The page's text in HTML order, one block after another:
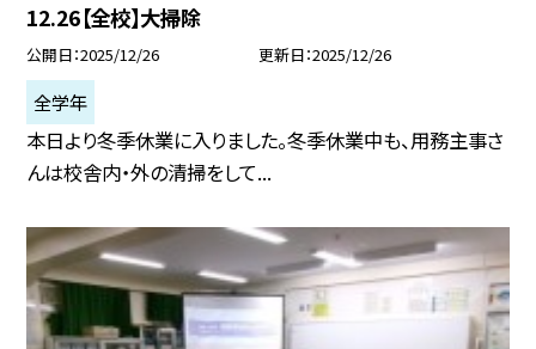
12.26【全校】大掃除
公開日 2025/12/26 更新日 2025/12/26
全学年
本日より冬季休業に入りました。冬季休業中も、用務主事さ
んは校舎内・外の清掃をして...